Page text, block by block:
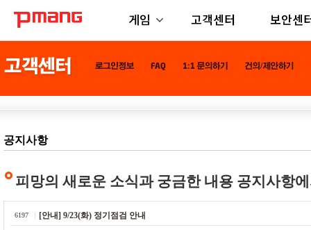
게임 고객센터 보안센
공지사항
피망의 새로운 소식과 궁금한 내용 공지사항
6197 [안내] 9/23(화) 정기점검 안내